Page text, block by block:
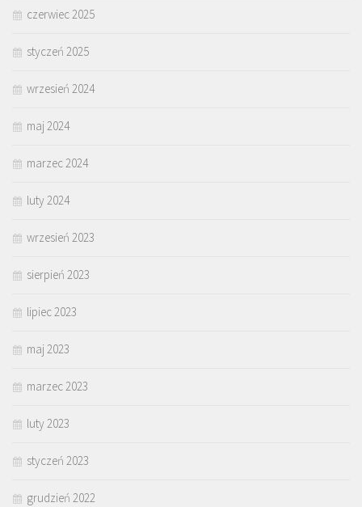
czerwiec 2025
styczeń 2025
wrzesień 2024
maj 2024
marzec 2024
luty 2024
wrzesień 2023
sierpień 2023
lipiec 2023
maj 2023
marzec 2023
luty 2023
styczeń 2023
grudzień 2022